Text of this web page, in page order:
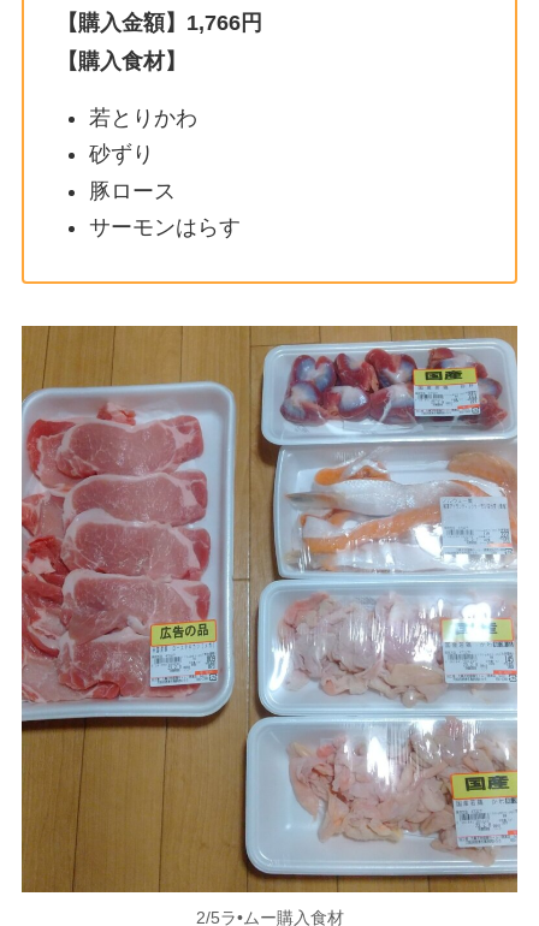
【購入金額】1,766円
【購入食材】
若とりかわ
砂ずり
豚ロース
サーモンはらす
2/5ラ•ムー購入食材